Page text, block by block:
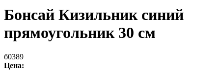
Бонсай Кизильник синий
прямоугольник 30 см
б0389
Цена: